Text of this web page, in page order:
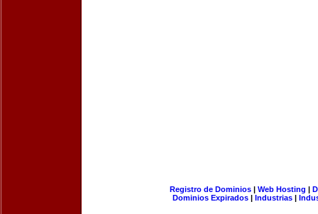
Registro de Dominios| Web Hosting |
Dominios Expirados | Industrias |